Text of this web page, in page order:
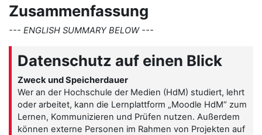
Zusammenfassung
--- ENGLISH SUMMARY BELOW ---
Datenschutz auf einen Blick
Zweck und Speicherdauer
Wer an der Hochschule der Medien (HdM) studiert, lehrt
oder arbeitet, kann die Lernplattform „Moodle HdM“ zum
Lernen, Kommunizieren und Prüfen nutzen. Außerdem
können externe Personen im Rahmen von Projekten auf